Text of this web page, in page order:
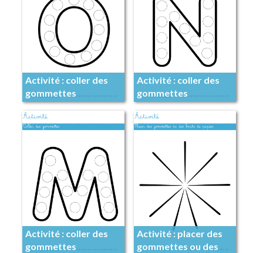
Activité : coller des
gommettes
Activité : coller des
gommettes
Activité : coller des
gommettes
Activité : placer des
gommettes ou des